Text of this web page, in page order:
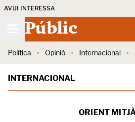
AVUI INTERESSA
Públic
Política Opinió Internacional
INTERNACIONAL
ORIENT